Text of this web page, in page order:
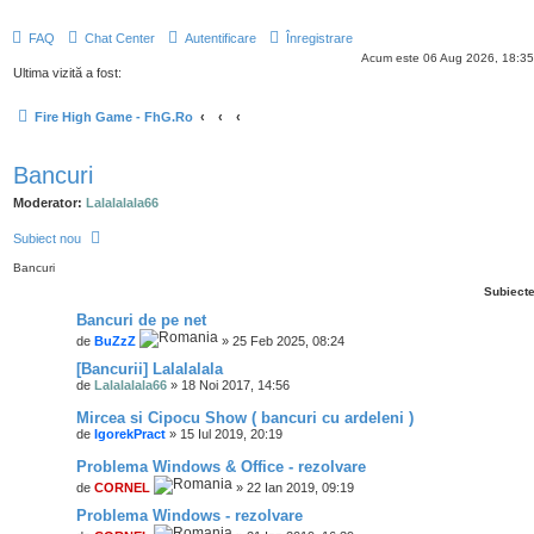
FAQ Chat Center Autentificare Înregistrare
Acum este 06 Aug 2026, 18:35
Ultima vizită a fost:
Fire High Game - FhG.Ro
Bancuri
Moderator: Lalalalala66
Subiect nou
Bancuri
Subiecte
Bancuri de pe net
de BuZzZ » 25 Feb 2025, 08:24
[Bancurii] Lalalalala
de Lalalalala66 » 18 Noi 2017, 14:56
Mircea si Cipocu Show ( bancuri cu ardeleni )
de IgorekPract » 15 Iul 2019, 20:19
Problema Windows & Office - rezolvare
de CORNEL » 22 Ian 2019, 09:19
Problema Windows - rezolvare